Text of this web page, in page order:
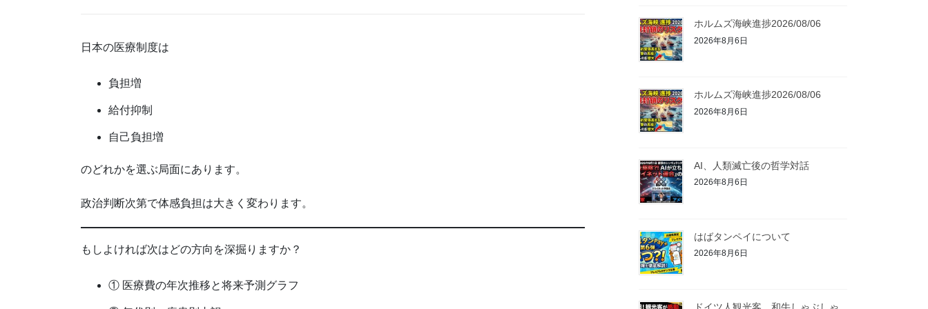
日本の医療制度は
負担増
給付抑制
自己負担増
のどれかを選ぶ局面にあります。
政治判断次第で体感負担は大きく変わります。
もしよければ次はどの方向を深掘りますか？
① 医療費の年次推移と将来予測グラフ
ホルムズ海峡進捗2026/08/06
2026年8月6日
ホルムズ海峡進捗2026/08/06
2026年8月6日
AI、人類滅亡後の哲学対話
2026年8月6日
はばタンペイについて
2026年8月6日